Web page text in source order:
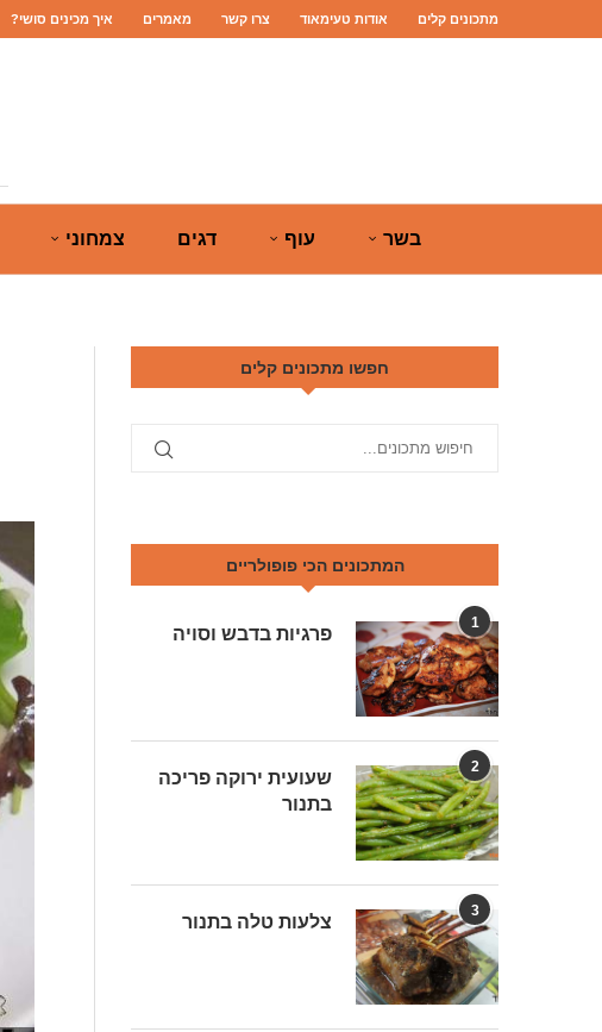
מתכונים קלים אודות טעימאוד צרו קשר מאמרים איך מכינים סושי?
בשר עוף דגים צמחוני
חפשו מתכונים קלים
המתכונים הכי פופולריים
1
פרגיות בדבש וסויה
2
שעועית ירוקה פריכה
בתנור
3
צלעות טלה בתנור